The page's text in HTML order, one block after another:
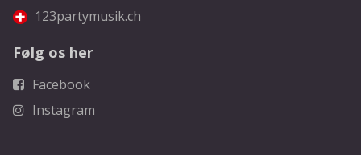
123partymusik.ch
Følg os her
Facebook
Instagram